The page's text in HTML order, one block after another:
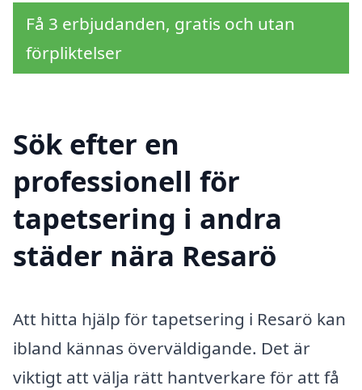
Få 3 erbjudanden, gratis och utan
förpliktelser
Sök efter en
professionell för
tapetsering i andra
städer nära Resarö
Att hitta hjälp för tapetsering i Resarö kan
ibland kännas överväldigande. Det är
viktigt att välja rätt hantverkare för att få